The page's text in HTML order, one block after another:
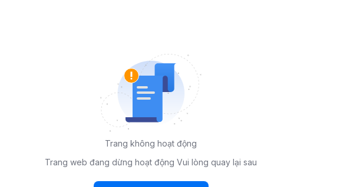
Trang không hoạt động
Trang web đang dừng hoạt động Vui lòng quay lại sau